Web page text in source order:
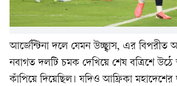
আর্জেন্টিনা দলে যেমন উচ্ছ্বাস, এর বিপরীত
নবাগত দলটি চমক দেখিয়ে শেষ বত্রিশে
কাঁপিয়ে দিয়েছিল। যদিও আফ্রিকা